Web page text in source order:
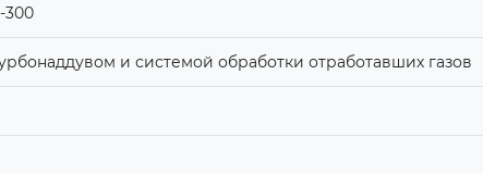
300
и системой обработки отработавших газов